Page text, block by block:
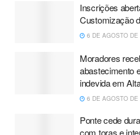
Inscrições
Customização
6 DE AGOSTO DE
Moradores
abastecimento
indevida em
6 DE AGOSTO DE
Ponte cede
com toras e